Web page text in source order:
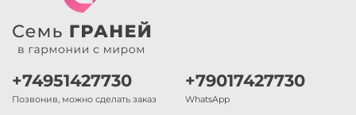
+74951427730
Позвонив, можно сделать заказ
+79017427730
WhatsApp